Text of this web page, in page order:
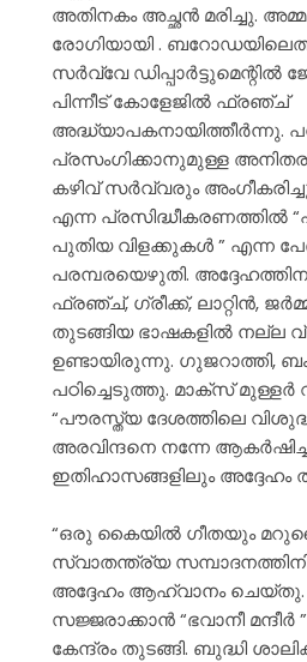
അതിനകം അച്ഛൻ മരിച്ചു.
രോഗിയായി .
സർവ്വേ
പിന്നീട് കോളേജിൽ ഫ്രഞ്ച്
അദ്ധ്യാപകനായിത്തീർന്നു.
പ്രസംഗിക്കാനുമുള്ള
കഴിവ് സർവ്വരും
എന്ന പ്രസിദ്ധീകരണത്തിൽ
പുതിയ വിളക്കുകൾ ” എന്ന
പരമ്പരയെഴുതി.
ഫ്രഞ്ച്, ഗ്രീക്ക്, ലാറ്റിൻ,
തുടങ്ങിയ ഭാഷകളിൽ നല്ല
ഉണ്ടായിരുന്നു. ഗുജറാത്തി,
പഠിച്ചെടുത്തു. മാക്സ് മുള്ളർ
“പൗരസ്ത്യ ദേശത്തിലെ
അരവിന്ദനെ നന്നേ
ഇതിഹാസങ്ങളിലും അദ്ദേഹം
“ഒരു കൈയിൽ ഗീതയും
സ്വാതന്ത്ര്യ
അദ്ദേഹം ആഹ്വാനം
സജ്ജരാക്കാൻ “ഭവാനീ
കേന്ദ്രം തുടങ്ങി. ബുദ്ധി